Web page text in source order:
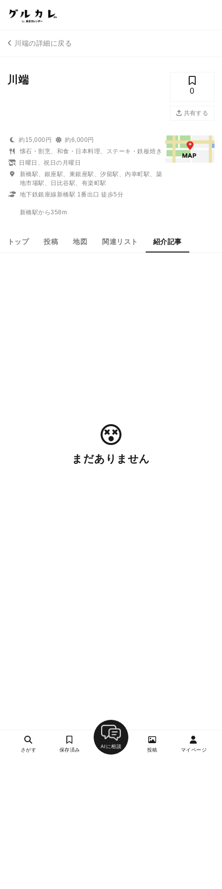
川端の詳細に戻る
川端
0
共有する
約15,000円
約6,000円
懐石・割烹、和食・日本料理、ステーキ・鉄板焼き
日曜日、祝日の月曜日
新橋駅、銀座駅、東銀座駅、汐留駅、内幸町駅、築
地市場駅、日比谷駅、有楽町駅
地下鉄銀座線新橋駅 1番出口 徒歩5分
新橋駅から358m
トップ 投稿 地図 関連リスト 紹介記事
まだありません
さがす 保存済み
AIに相談
投稿 マイページ